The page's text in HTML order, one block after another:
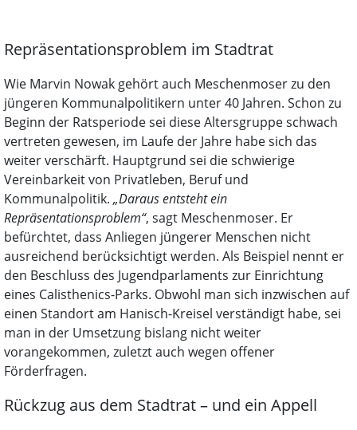
Repräsentationsproblem im Stadtrat
Wie Marvin Nowak gehört auch Meschenmoser zu den
jüngeren Kommunalpolitikern unter 40 Jahren. Schon zu
Beginn der Ratsperiode sei diese Altersgruppe schwach
vertreten gewesen, im Laufe der Jahre habe sich das
weiter verschärft. Hauptgrund sei die schwierige
Vereinbarkeit von Privatleben, Beruf und
Kommunalpolitik. „Daraus entsteht ein
Repräsentationsproblem“, sagt Meschenmoser. Er
befürchtet, dass Anliegen jüngerer Menschen nicht
ausreichend berücksichtigt werden. Als Beispiel nennt er
den Beschluss des Jugendparlaments zur Einrichtung
eines Calisthenics-Parks. Obwohl man sich inzwischen auf
einen Standort am Hanisch-Kreisel verständigt habe, sei
man in der Umsetzung bislang nicht weiter
vorangekommen, zuletzt auch wegen offener
Förderfragen.
Rückzug aus dem Stadtrat – und ein Appell